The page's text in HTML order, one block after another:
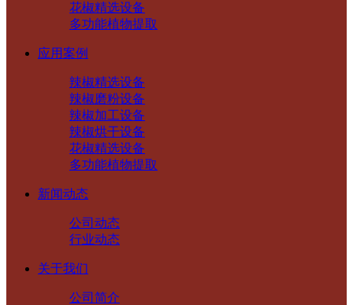
花椒精选设备
多功能植物提取
应用案例
辣椒精选设备
辣椒磨粉设备
辣椒加工设备
辣椒烘干设备
花椒精选设备
多功能植物提取
新闻动态
公司动态
行业动态
关于我们
公司简介